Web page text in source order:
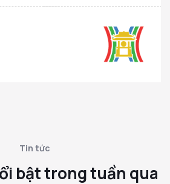
Tin tức
bật trong tuần qua